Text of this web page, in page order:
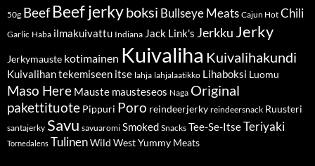
50g Beef Beef jerkyboksi Bullseye Meats Cajun Hot Chili
Garlic Haba ilmakuivattu Indiana Jack Link's Jerkku Jerky
Jerkymauste kotimainen Kuivaliha Kuivalihakundi
Kuivalihan tekemiseen itse lahja lahjalaatikko Lihaboksi Luomu
Maso Here Mauste mausteseos Naga Original
pakettituote Pippuri Poro reindeerjerky reindeersnack Ruusteri
santajerky Savu savuaromi Smoked Snacks Tee-Se-ItseTeriyaki
Tornedalens TulinenWild WestYummy Meats